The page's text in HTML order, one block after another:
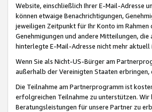
Website, einschließlich Ihrer E-Mail-Adresse
können etwaige Benachrichtigungen,
jeweiligen Zeitpunkt für Ihr Konto im
Genehmigungen und andere Mitteilungen,
hinterlegte E-Mail-Adresse nicht mehr aktuell
Wenn Sie als Nicht-US-Bürger am
außerhalb der Vereinigten Staaten erbringen,
Die Teilnahme am Partnerprogramm ist
erfolgreichen Teilnahme zu unterstützen.
Beratungsleistungen für unsere Partner zu